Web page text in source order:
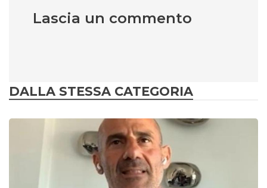
Lascia un commento
DALLA STESSA CATEGORIA